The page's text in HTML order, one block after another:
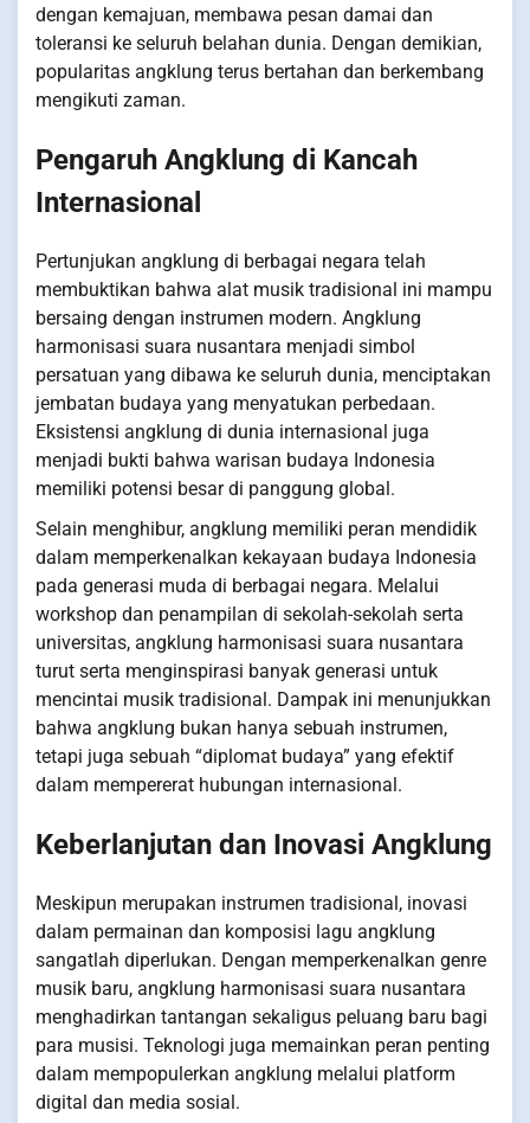
dengan kemajuan, membawa pesan damai dan
toleransi ke seluruh belahan dunia. Dengan demikian,
popularitas angklung terus bertahan dan berkembang
mengikuti zaman.
Pengaruh Angklung di Kancah
Internasional
Pertunjukan angklung di berbagai negara telah
membuktikan bahwa alat musik tradisional ini mampu
bersaing dengan instrumen modern. Angklung
harmonisasi suara nusantara menjadi simbol
persatuan yang dibawa ke seluruh dunia, menciptakan
jembatan budaya yang menyatukan perbedaan.
Eksistensi angklung di dunia internasional juga
menjadi bukti bahwa warisan budaya Indonesia
memiliki potensi besar di panggung global.
Selain menghibur, angklung memiliki peran mendidik
dalam memperkenalkan kekayaan budaya Indonesia
pada generasi muda di berbagai negara. Melalui
workshop dan penampilan di sekolah-sekolah serta
universitas, angklung harmonisasi suara nusantara
turut serta menginspirasi banyak generasi untuk
mencintai musik tradisional. Dampak ini menunjukkan
bahwa angklung bukan hanya sebuah instrumen,
tetapi juga sebuah “diplomat budaya” yang efektif
dalam mempererat hubungan internasional.
Keberlanjutan dan Inovasi Angklung
Meskipun merupakan instrumen tradisional, inovasi
dalam permainan dan komposisi lagu angklung
sangatlah diperlukan. Dengan memperkenalkan genre
musik baru, angklung harmonisasi suara nusantara
menghadirkan tantangan sekaligus peluang baru bagi
para musisi. Teknologi juga memainkan peran penting
dalam mempopulerkan angklung melalui platform
digital dan media sosial.